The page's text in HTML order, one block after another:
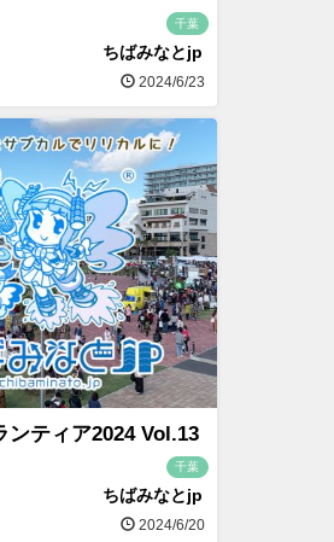
千葉
ちばみなとjp
2024/6/23
ンティア2024 Vol.13
千葉
ちばみなとjp
2024/6/20